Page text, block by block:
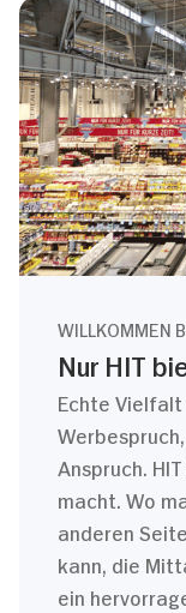
WILLKOMMEN
Nur HIT
Echte Vielfalt
Anspruch.
macht. Wo
anderen
kann, die
ein